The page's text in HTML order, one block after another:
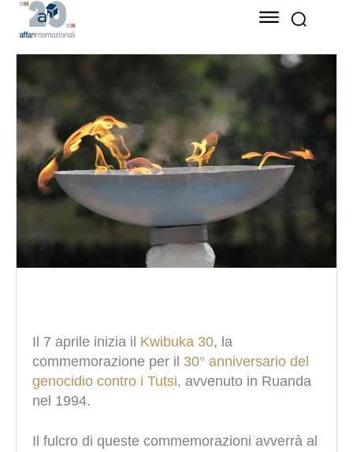
Il 7 aprile inizia il Kwibuka 30, la
commemorazione per il 30° anniversario del
genocidio contro i Tutsi, avvenuto in Ruanda
nel 1994.
Il fulcro di queste commemorazioni avverrà al